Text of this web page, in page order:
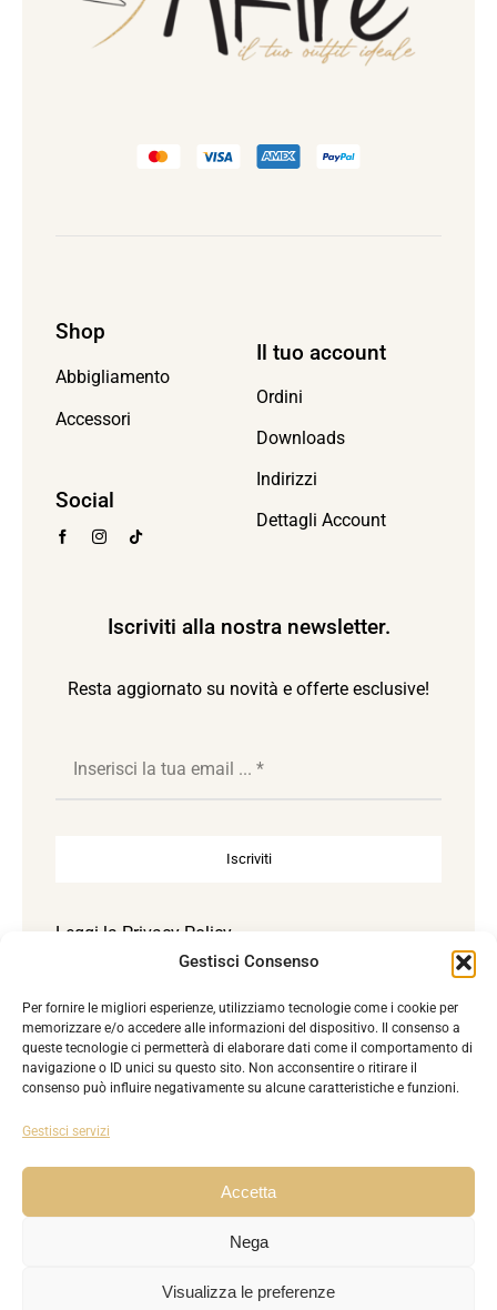
Gestisci Consenso
Per fornire le migliori esperienze, utilizziamo tecnologie come i cookie per
memorizzare e/o accedere alle informazioni del dispositivo. Il consenso a
queste tecnologie ci permetterà di elaborare dati come il comportamento di
navigazione o ID unici su questo sito. Non acconsentire o ritirare il
consenso può influire negativamente su alcune caratteristiche e funzioni.
Gestisci servizi
Accetta
Nega
Visualizza le preferenze
Shop
Abbigliamento
Accessori
Social
Il tuo account
Ordini
Downloads
Indirizzi
Dettagli Account
Iscriviti alla nostra newsletter.
Resta aggiornato su novità e offerte esclusive!
Iscriviti
Leggi la Privacy Policy
Accetto la Privacy Policy. Reg. UE 2016/679.
Rights Reserved | Powered by